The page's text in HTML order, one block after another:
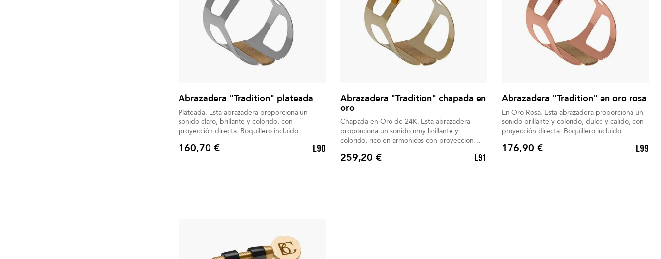
Abrazadera "Tradition" plateada
Plateada. Esta abrazadera proporciona un
sonido claro, brillante y colorido, con
proyección directa. Boquillero incluido
Precio
160,70 € L90
Abrazadera "Tradition" chapada en
oro
Chapada en Oro de 24K. Esta abrazadera
proporciona un sonido muy brillante y
colorido, rico en armónicos con proyección
Precio
259,20 € L91
Abrazadera "Tradition" en oro rosa
En Oro Rosa. Esta abrazadera proporciona un
sonido brillante y colorido, dulce y cálido, con
proyección directa. Boquillero incluido
Precio
176,90 € L99